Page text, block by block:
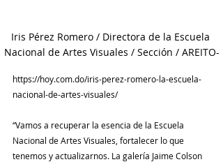
Iris Pérez Romero / Directora de la Escuela
Nacional de Artes Visuales / Sección / AREITO-
https://hoy.com.do/iris-perez-romero-la-escuela-
nacional-de-artes-visuales/
“Vamos a recuperar la esencia de la Escuela
Nacional de Artes Visuales, fortalecer lo que
tenemos y actualizarnos. La galería Jaime Colson